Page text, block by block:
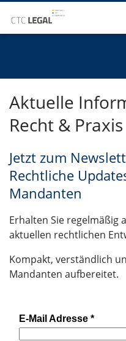
Aktuelle
Recht & Praxis
Jetzt zum
Rechtliche
Mandanten
Erhalten Sie regelmäßig
aktuellen rechtlichen
Kompakt, verständlich
Mandanten aufbereitet.